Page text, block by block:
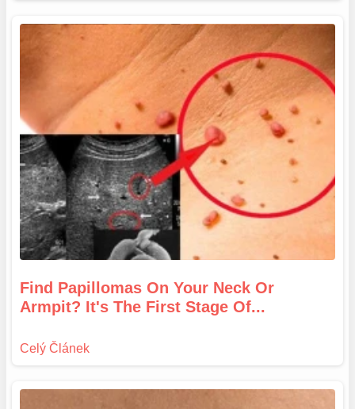
Find Papillomas On Your Neck Or
Armpit? It's The First Stage Of...